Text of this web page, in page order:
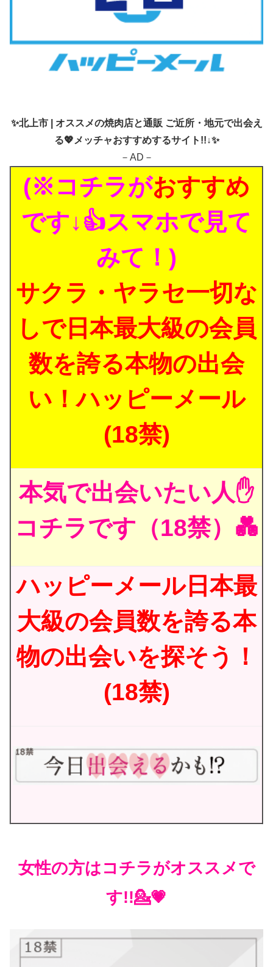
✨北上市 | オススメの焼肉店と通販 ご近所・地元で出会え
る💖メッチャおすすめするサイト!!↓✨
－AD－
(※コチラがおすすめ
です↓👍スマホで見て
みて！)
サクラ・ヤラセ一切な
しで日本最大級の会員
数を誇る本物の出会
い！ハッピーメール
(18禁)
本気で出会いたい人✋
コチラです（18禁）💑
ハッピーメール日本最
大級の会員数を誇る本
物の出会いを探そう！
(18禁)
女性の方はコチラがオススメで
す!!💁💗